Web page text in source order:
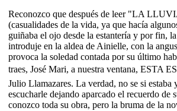
Reconozco que después de leer "LA
(casualidades de la vida, ya que hacía
guiñaba el ojo desde la estantería y por fin,
introduje en la aldea de Ainielle, con la
provoca la soledad contada por su último
traes, José Mari, a nuestra ventana, ESTA
Julio Llamazares. La verdad, no se si estaba
escucharle dejando aparcado el recuerdo de
conozco toda su obra, pero la bruma de la